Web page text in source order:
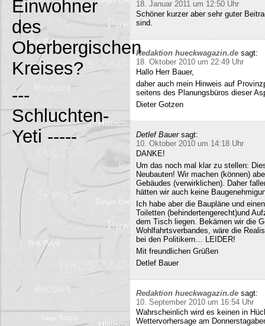
Einwohner
des
Oberbergischen
Kreises?
---
Schluchten-
Yeti -----
18. Januar 2011 um 12:50 Uhr
Schöner kurzer aber sehr guter
sind.
Redaktion hueckwagazin.de sagt:
18. Oktober 2010 um 22:49 Uhr
Hallo Herr Bauer,
daher auch mein Hinweis auf
seitens des Planungsbüros dieser
Dieter Gotzen
Detlef Bauer sagt:
10. Oktober 2010 um 14:18 Uhr
DANKE!
Um das noch mal klar zu stellen:
Neubauten! Wir machen (können)
Gebäudes (verwirklichen). Daher
hätten wir auch keine
Ich habe aber die Baupläne und
Toiletten (behindertengerecht)und
dem Tisch liegen. Bekämen wir die
Wohlfahrtsverbandes, wäre die
bei den Politikern… LEIDER!
Mit freundlichen Grüßen
Detlef Bauer
Redaktion hueckwagazin.de sagt:
10. September 2010 um 16:54 Uhr
Wahrscheinlich wird es keinen in
Wettervorhersage am